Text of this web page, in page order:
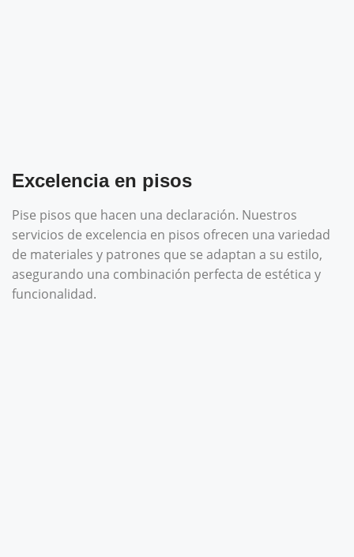
Excelencia en pisos
Pise pisos que hacen una declaración. Nuestros
servicios de excelencia en pisos ofrecen una variedad
de materiales y patrones que se adaptan a su estilo,
asegurando una combinación perfecta de estética y
funcionalidad.